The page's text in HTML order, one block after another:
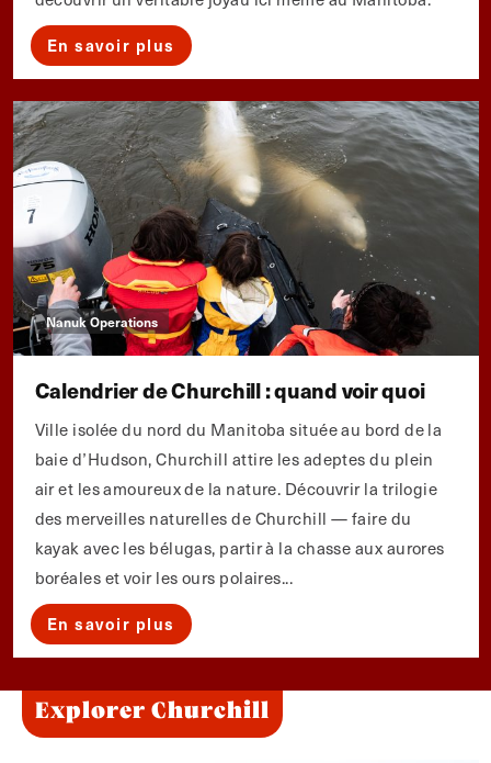
En savoir plus
Nanuk Operations
Calendrier de Churchill : quand voir quoi
Ville isolée du nord du Manitoba située au bord de la
baie d’Hudson, Churchill attire les adeptes du plein
air et les amoureux de la nature. Découvrir la trilogie
des merveilles naturelles de Churchill — faire du
kayak avec les bélugas, partir à la chasse aux aurores
boréales et voir les ours polaires...
En savoir plus
Explorer Churchill